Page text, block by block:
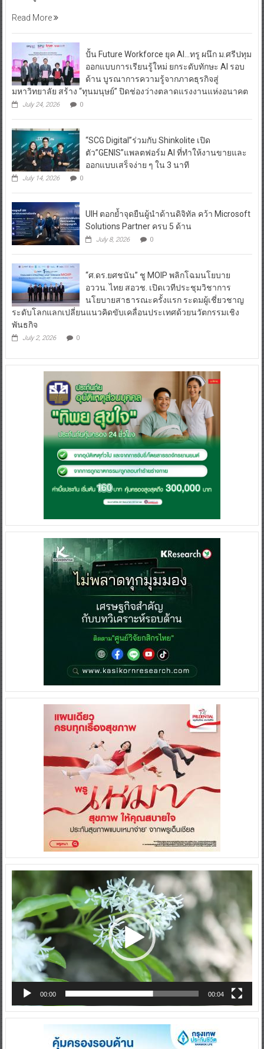
Read More
ปั้น Future Workforce ยุค AI…ทรู ผนึก ม.ศรีปทุม
ออกแบบการเรียนรู้ใหม่ ยกระดับทักษะ AI รอบ
ด้าน บูรณาการความรู้จากภาคธุรกิจสู่
มหาวิทยาลัย สร้าง “ทุนมนุษย์” ปิดช่องว่างตลาดแรงงานแห่งอนาคต
July 24, 2026 0
“SCG Digital”ร่วมกับ Shinkolite เปิด
ตัว”GENIS”แพลตฟอร์ม AI ที่ทำให้งานขายและ
ออกแบบเสร็จง่าย ๆ ใน 3 นาที
July 14, 2026 0
UIH ตอกย้ำจุดยืนผู้นำด้านดิจิทัล คว้า Microsoft
Solutions Partner ครบ 5 ด้าน
July 8, 2026 0
“ศ.ดร.ยศชนัน” ชู MOIP พลิกโฉมนโยบาย
อววน. ไทย สอวช. เปิดเวทีประชุมวิชาการ
นโยบายสาธารณะครั้งแรก ระดมผู้เชี่ยวชาญ
ระดับโลกแลกเปลี่ยนแนวคิดขับเคลื่อนประเทศด้วยนวัตกรรมเชิง
พันธกิจ
July 2, 2026 0
Video
Player
00:00 00:04